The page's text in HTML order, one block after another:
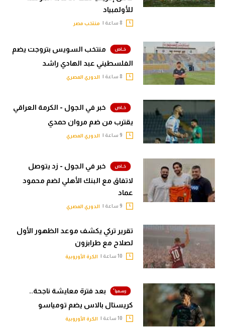
للأولمبياد
منتخب مصر
منتخب السويس بتروجت يضم
الفلسطيني عبد الهادي راشد
الدوري المصري
خبر في الجول - الكرمة العراقي
يقترب من ضم مروان حمدي
الدوري المصري
خبر في الجول - زد يتوصل
لاتفاق مع البنك الأهلي لضم محمود
عماد
الدوري المصري
تقرير تركي يكشف موعد الظهور الأول
لصلاح مع طرابزون
الكرة الأوروبية
بعد فترة معايشة ناجحة..
كريستال بالاس يضم تومياسو
الكرة الأوروبية